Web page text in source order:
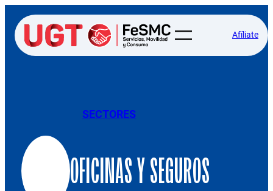
Afíliate
SECTORES
OFICINAS Y SEGUROS